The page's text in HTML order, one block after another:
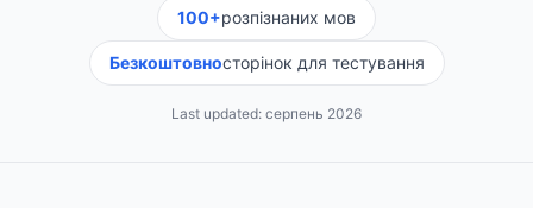
100+розпізнаних мов
Безкоштовносторінок для тестування
Last updated: серпень 2026